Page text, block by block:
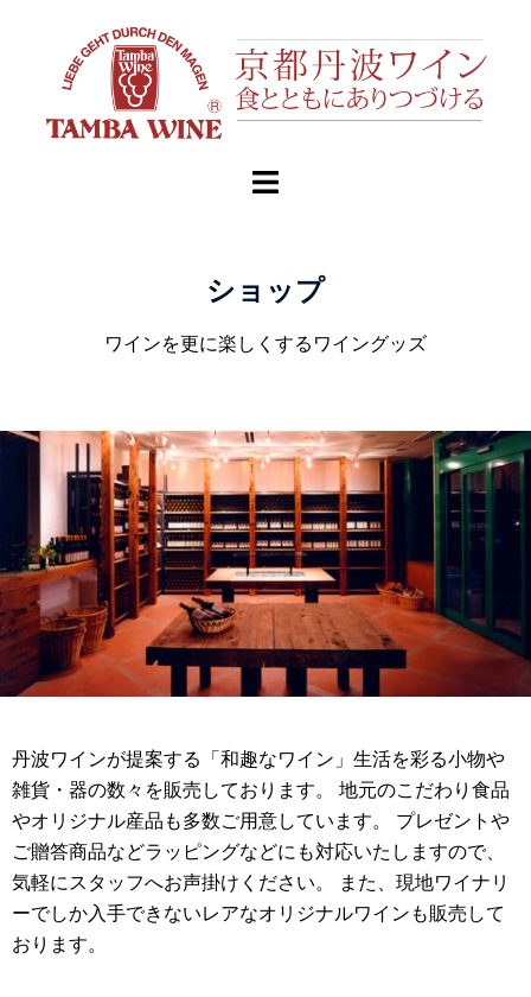
ショップ
ワインを更に楽しくするワイングッズ
丹波ワインが提案する「和趣なワイン」生活を彩る小物や
雑貨・器の数々を販売しております。 地元のこだわり食品
やオリジナル産品も多数ご用意しています。 プレゼントや
ご贈答商品などラッピングなどにも対応いたしますので、
気軽にスタッフへお声掛けください。 また、現地ワイナリ
ーでしか入手できないレアなオリジナルワインも販売して
おります。